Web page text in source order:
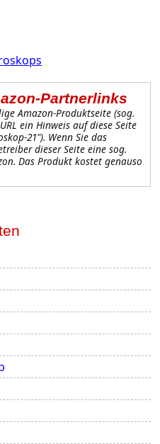
Partnerlinks
Amazon-Produktseite (sog.
ein Hinweis auf diese Seite
21"). Wenn Sie das
dieser Seite eine sog.
Das Produkt kostet genauso